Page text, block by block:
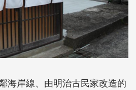
海岸線、由明治古民家改造的